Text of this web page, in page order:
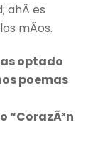
ahÃ­ es
mÃ­os.
optado
poemas
“CorazÃ³n